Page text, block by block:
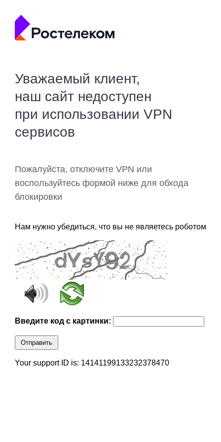
Уважаемый клиент,
наш сайт недоступен
при использовании VPN
сервисов
Пожалуйста, отключите VPN или
воспользуйтесь формой ниже для обхода
блокировки
Нам нужно убедиться, что вы не являетесь роботом
Введите код с картинки:
Отправить
Your support ID is: 14141199133232378470